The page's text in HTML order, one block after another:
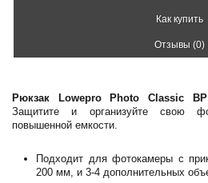
Как купить
Отзывы (0)
Рюкзак Lowepro Photo Classic BP
Защитите и организуйте свою
повышенной емкости.
Подходит для фотокамеры с
200 мм, и 3-4 дополнительных